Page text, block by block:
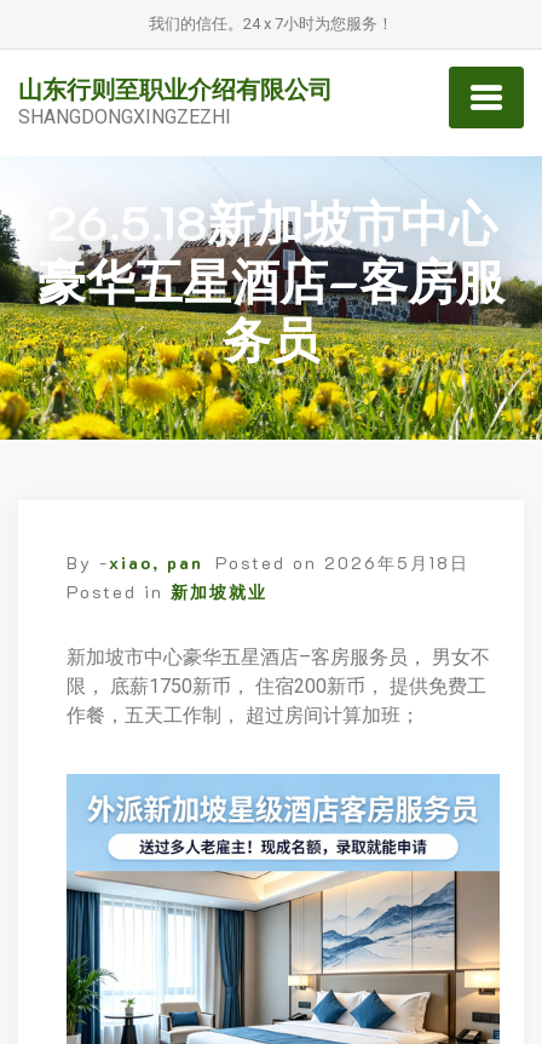
我们的信任。24 x 7小时为您服务！
山东行则至职业介绍有限公司
SHANGDONGXINGZEZHI
26.5.18新加坡市中心
豪华五星酒店–客房服
务员
By -xiao, pan Posted on 2026年5月18日
Posted in 新加坡就业
新加坡市中心豪华五星酒店–客房服务员， 男女不
限， 底薪1750新币， 住宿200新币， 提供免费工
作餐，五天工作制， 超过房间计算加班；